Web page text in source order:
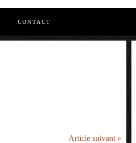
CONTACT
Article suivant »